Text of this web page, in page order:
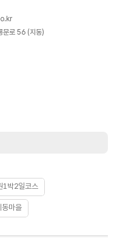
문로 56 (지동)
1박2일코스
마을